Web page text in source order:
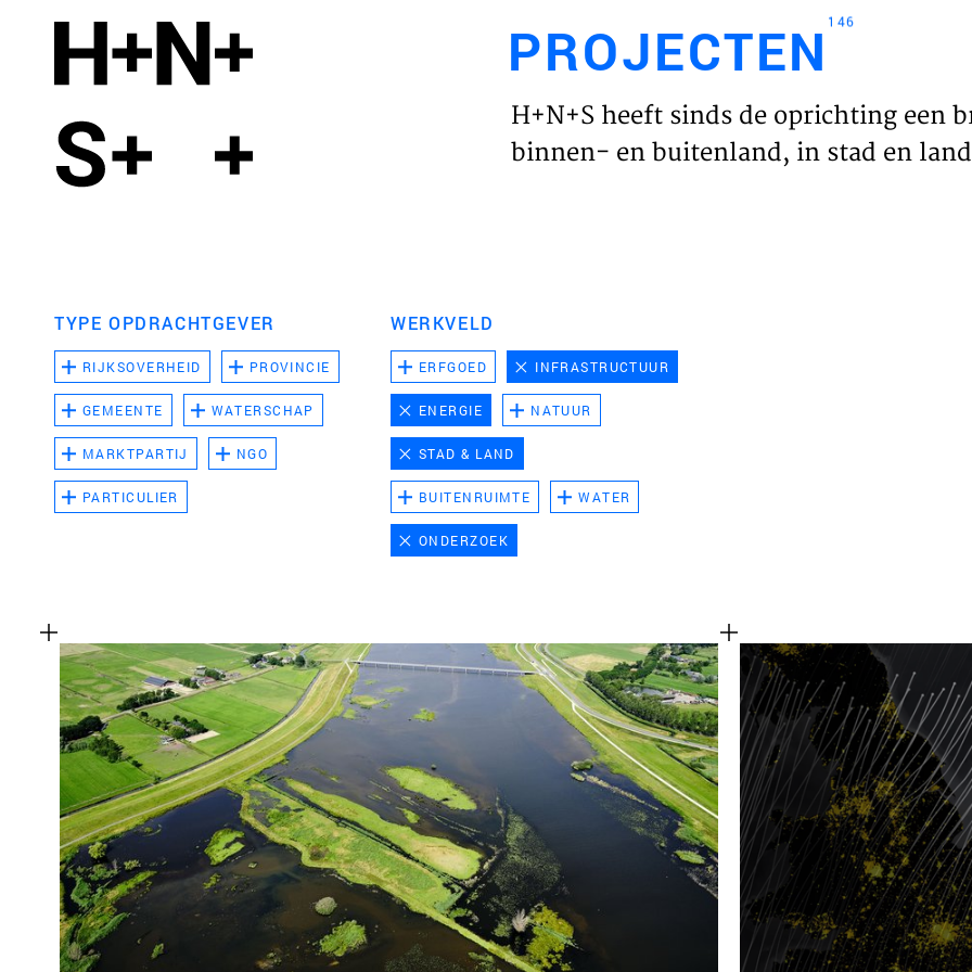
HOME
PROJECTEN 146
H+N+S heeft sinds de oprichting een
binnen- en buitenland, in stad en
TYPE OPDRACHTGEVER
RIJKSOVERHEID PROVINCIE
GEMEENTE WATERSCHAP
MARKTPARTIJ NGO
PARTICULIER
WERKVELD
ERFGOED INFRASTRUCTUUR
ENERGIE NATUUR
STAD & LAND
BUITENRUIMTE WATER
ONDERZOEK